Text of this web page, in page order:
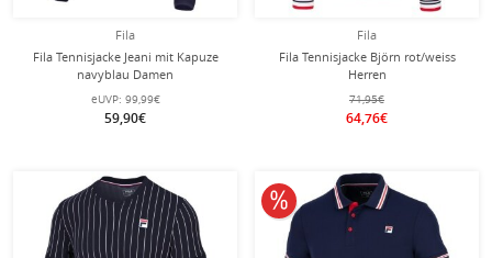
Fila
Fila Tennisjacke Jeani mit Kapuze
navyblau Damen
eUVP: 99,99€
59,90€
Fila
Fila Tennisjacke Björn rot/weiss
Herren
71,95€
64,76€
10% reduziert